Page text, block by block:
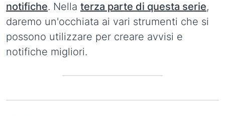
notifiche. Nella terza parte di questa serie,
daremo un'occhiata ai vari strumenti che si
possono utilizzare per creare avvisi e
notifiche migliori.